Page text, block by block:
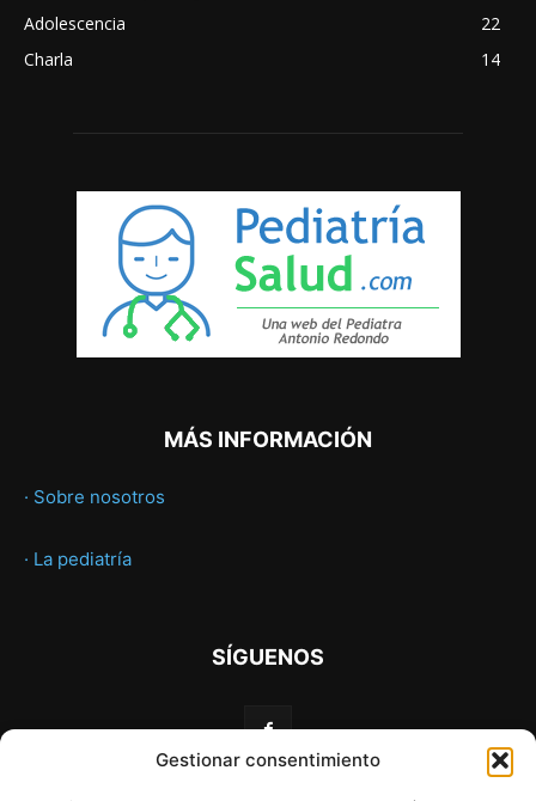
Gestionar consentimiento
Adolescencia
22
Charla
14
MÁS INFORMACIÓN
· Sobre nosotros
· La pediatría
SÍGUENOS